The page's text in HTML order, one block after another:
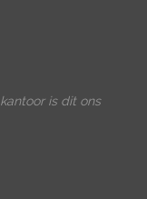
is dit ons